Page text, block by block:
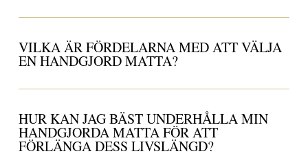
VILKA ÄR FÖRDELARNA MED ATT VÄLJA
EN HANDGJORD MATTA?
HUR KAN JAG BÄST UNDERHÅLLA MIN
HANDGJORDA MATTA FÖR ATT
FÖRLÄNGA DESS LIVSLÄNGD?